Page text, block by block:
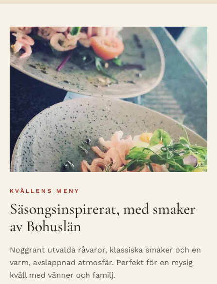
KVÄLLENS MENY
Säsongsinspirerat, med smaker
av Bohuslän
Noggrant utvalda råvaror, klassiska smaker och en
varm, avslappnad atmosfär. Perfekt för en mysig
kväll med vänner och familj.